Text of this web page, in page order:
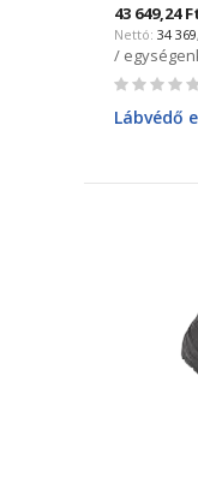
43 649,24
34
/
Rating:
Lábvédő